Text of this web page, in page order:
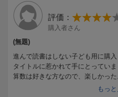
評価：
購入者さん
(無題)
進んで読書はしない子ども用に購入
タイトルに惹かれて手にとっていま
算数は好きな方なので、楽しかっ
引っ掛けに、むず痒い思いをしてい
もっ